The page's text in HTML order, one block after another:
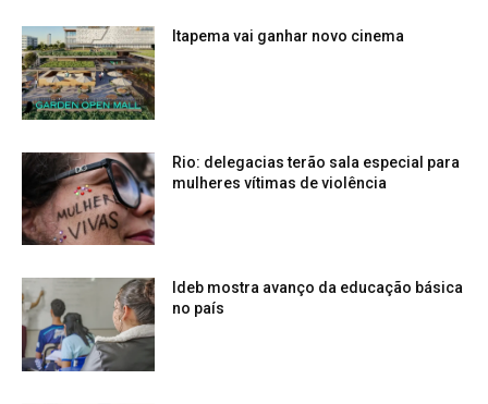
Itapema vai ganhar novo cinema
Rio: delegacias terão sala especial para
mulheres vítimas de violência
Ideb mostra avanço da educação básica
no país